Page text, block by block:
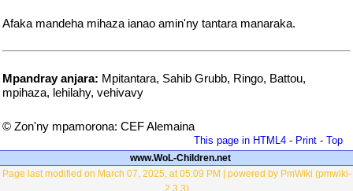
Afaka mandeha mihaza ianao amin'ny tantara manaraka.
Mpandray anjara: Mpitantara, Sahib Grubb, Ringo, Battou,
mpihaza, lehilahy, vehivavy
© Zon'ny mpamorona: CEF Alemaina
This page in HTML4 - Print - Top
www.WoL-Children.net
Page last modified on March 07, 2025, at 05:09 PM | powered by PmWiki (pmwiki-
2.3.3)